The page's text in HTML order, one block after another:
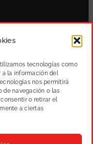
tecnologías como
a la información del
nos permitirá
de navegación o las
o retirar el
a ciertas